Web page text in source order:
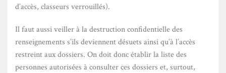
d’accès, classeurs verrouillés).
Il faut aussi veiller à la destruction confidentielle des
renseignements s’ils deviennent désuets ainsi qu’à l’accès
restreint aux dossiers. On doit donc établir la liste des
personnes autorisées à consulter ces dossiers et, surtout,